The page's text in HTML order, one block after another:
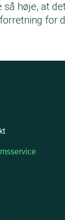
så høje, at
for